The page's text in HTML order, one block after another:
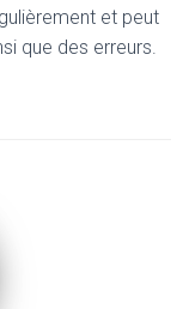
et peut
que des erreurs.